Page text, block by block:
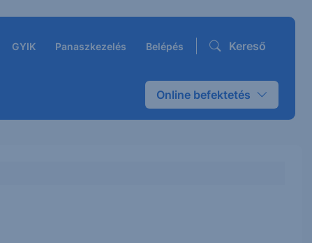
GYIK Panaszkezelés Belépés Kereső
Online befektetés